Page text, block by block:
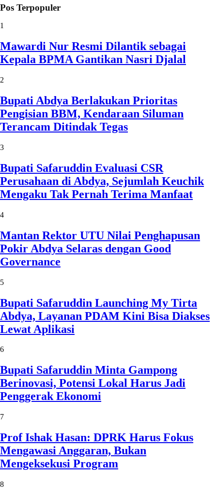
Pos Terpopuler
1
Mawardi Nur Resmi Dilantik sebagai
Kepala BPMA Gantikan Nasri Djalal
2
Bupati Abdya Berlakukan Prioritas
Pengisian BBM, Kendaraan Siluman
Terancam Ditindak Tegas
3
Bupati Safaruddin Evaluasi CSR
Perusahaan di Abdya, Sejumlah Keuchik
Mengaku Tak Pernah Terima Manfaat
4
Mantan Rektor UTU Nilai Penghapusan
Pokir Abdya Selaras dengan Good
Governance
5
Bupati Safaruddin Launching My Tirta
Abdya, Layanan PDAM Kini Bisa Diakses
Lewat Aplikasi
6
Bupati Safaruddin Minta Gampong
Berinovasi, Potensi Lokal Harus Jadi
Penggerak Ekonomi
7
Prof Ishak Hasan: DPRK Harus Fokus
Mengawasi Anggaran, Bukan
Mengeksekusi Program
8